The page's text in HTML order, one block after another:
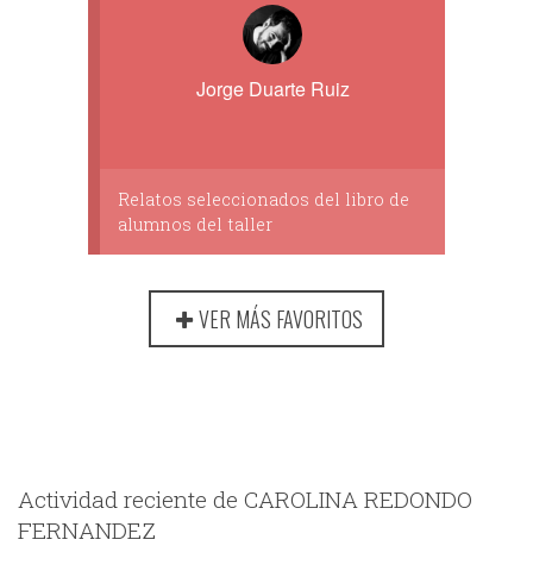
Jorge Duarte Ruiz
Relatos seleccionados del libro de
alumnos del taller
VER MÁS FAVORITOS
Actividad reciente de CAROLINA REDONDO
FERNANDEZ